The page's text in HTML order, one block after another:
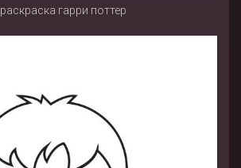
раскраска гарри поттер